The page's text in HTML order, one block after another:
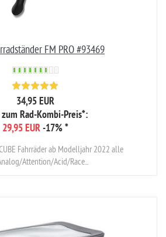
FM PRO #93469
34,95 EUR
Rad-Kombi-Preis*:
29,95 EUR -17%*
Fahrräder ab Modelljahr 2022 alle
Attention/Acid/Race...